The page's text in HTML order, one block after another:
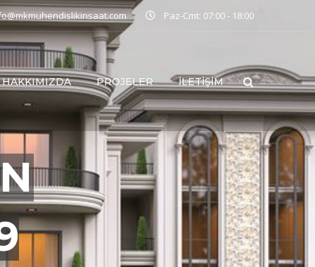
Paz-Cmt: 07:00 - 18:00
HAKKIMIZDA PROJELER İLETIŞIM